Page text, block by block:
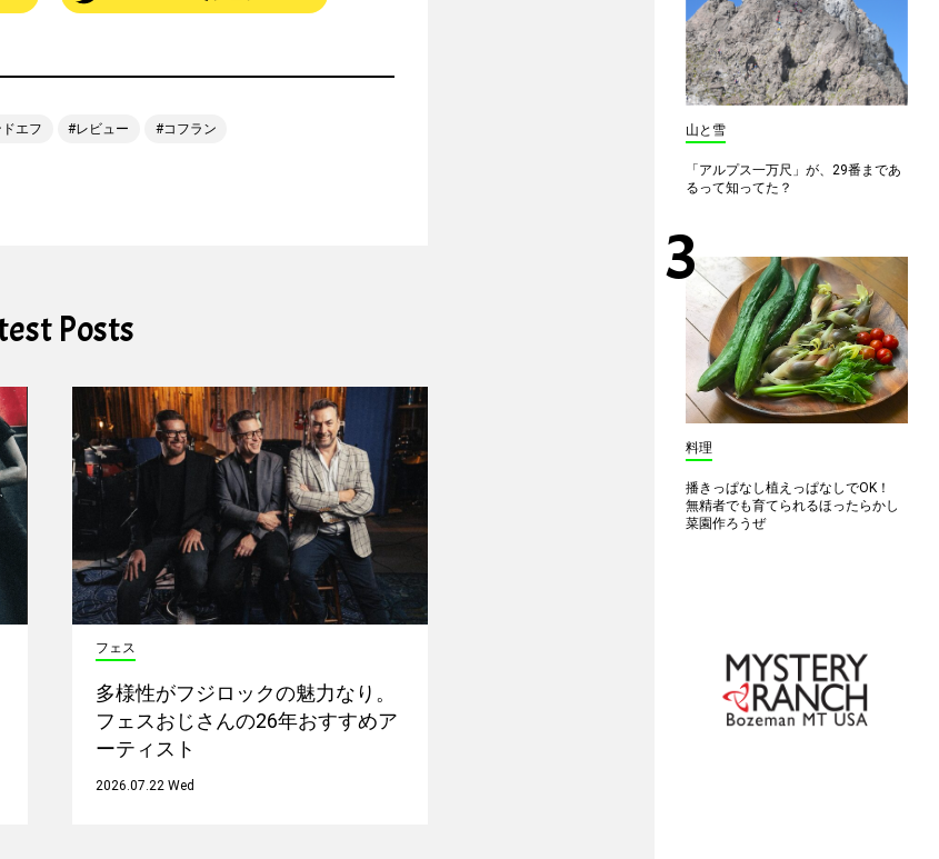
エフ レビュー コフラン
Posts
フェス
多様性がフジロックの魅力なり。
フェスおじさんの26年おすすめア
ーティスト
2026.07.22 Wed
山と雪
「アルプス一万尺」が、29番まであ
るって知ってた？
料理
播きっぱなし植えっぱなしでOK！
無精者でも育てられるほったらかし
菜園作ろうぜ